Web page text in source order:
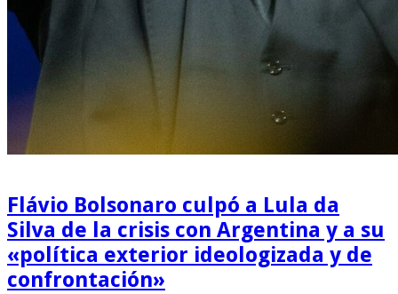
Flávio Bolsonaro culpó a Lula da
Silva de la crisis con Argentina y a su
«política exterior ideologizada y de
confrontación»